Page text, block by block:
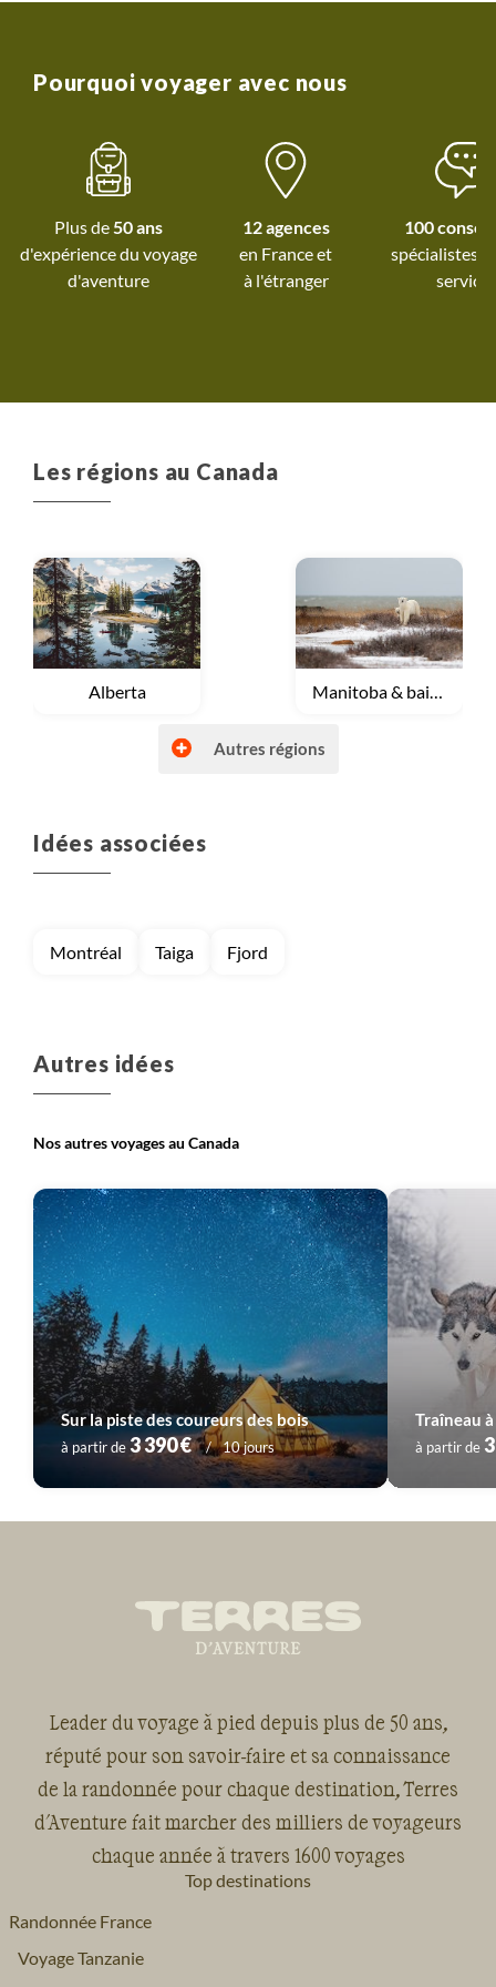
voyages.
Pourquoi voyager avec nous
Plus de 50 ans
d'expérience du voyage
d'aventure
12 agences
à l'étranger
100
spécialistes
service
Les régions au Canada
Voyage
Alberta Voyage
Manitoba & baie d'Hudson
Voyage
Nunavut
Voyage
Vancouver et les Rocheuses Voyage
Yukon
Autres régions
Idées associées
Montréal Taiga Fjord
Autres idées
Nos autres voyages au Canada
Sur la piste des coureurs des bois
à partir de3 390 € 10 jours à partir de
Leader du voyage à pied depuis plus de 50 ans,
réputé pour son savoir-faire et sa connaissance
de la randonnée pour chaque destination, Terres
d'Aventure fait marcher des milliers de voyageurs
chaque année à travers 1600 voyages
Top destinations
Randonnée France
Voyage Tanzanie